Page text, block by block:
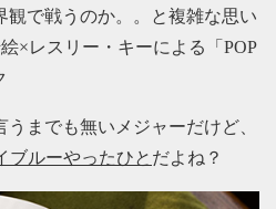
観で戦うのか。。と複雑な思い
×レスリー・キーによる「POP
までも無いメジャーだけど、
ブルーやったひと だよね？